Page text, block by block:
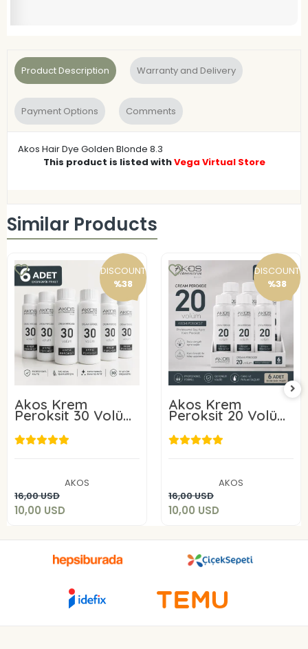
Product Description Warranty and Delivery
Payment Options Comments
Akos Hair Dye Golden Blonde 8.3
This product is listed withVega Virtual Store
Similar Products
DISCOUNT
%38
Akos Krem
Peroksit 30 Volüm
%9 60ML-10 Adet
AKOS
16,00 USD
10,00 USD
Add to cart
DISCOUNT
%38
Akos Krem
Peroksit 20 Volüm
%6 60ML-10 Adet
AKOS
16,00 USD
10,00 USD
Add to cart